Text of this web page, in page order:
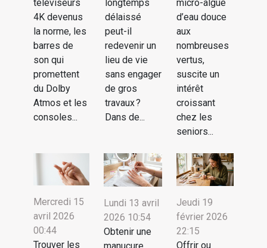
téléviseurs
4K devenus
la norme, les
barres de
son qui
promettent
du Dolby
Atmos et les
consoles...
longtemps
délaissé
peut-il
redevenir un
lieu de vie
sans engager
de gros
travaux ?
Dans de...
micro-algue
d’eau douce
aux
nombreuses
vertus,
suscite un
intérêt
croissant
chez les
seniors...
Mercredi 15
avril 2026
00:44
Trouver les
Lundi 13 avril
2026 10:54
Obtenir une
Jeudi 19
février 2026
22:15
Offrir ou